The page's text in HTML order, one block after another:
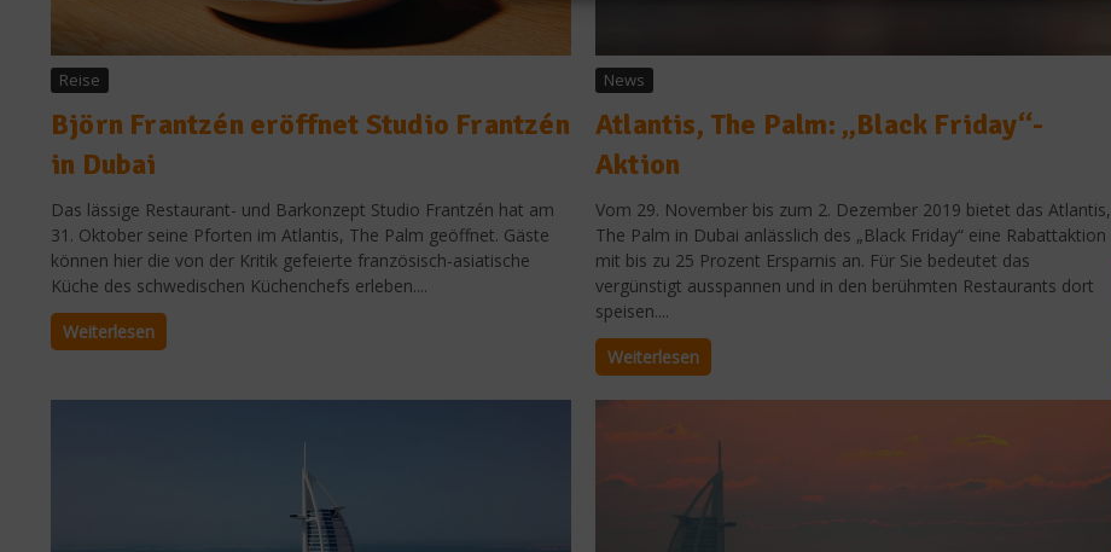
Reise
Björn Frantzén eröffnet Studio Frantzén
in Dubai
Das lässige Restaurant- und Barkonzept Studio Frantzén hat am
31. Oktober seine Pforten im Atlantis, The Palm geöffnet. Gäste
können hier die von der Kritik gefeierte französisch-asiatische
Küche des schwedischen Küchenchefs erleben....
Weiterlesen
News
Atlantis, The Palm: „Black Friday“-
Aktion
Vom 29. November bis zum 2. Dezember 2019 bietet das Atlantis,
The Palm in Dubai anlässlich des „Black Friday“ eine Rabattaktion
mit bis zu 25 Prozent Ersparnis an. Für Sie bedeutet das
vergünstigt ausspannen und in den berühmten Restaurants dort
speisen....
Weiterlesen